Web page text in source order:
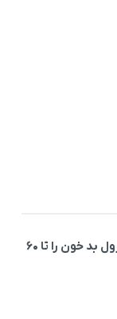
این داروی جدید کلسترول بد خون را تا ۶۰